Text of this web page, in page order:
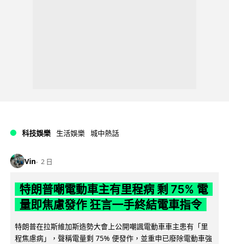
科技娛樂 生活娛樂 城中熱話
Vin 2 日
特朗普嘲電動車主有里程病 剩 75% 電
量即焦慮發作 狂言一手終結電車指令
特朗普在拉斯維加斯造勢大會上公開嘲諷電動車車主患有「里
程焦慮病」，聲稱電量剩 75% 便發作，並重申已廢除電動車強